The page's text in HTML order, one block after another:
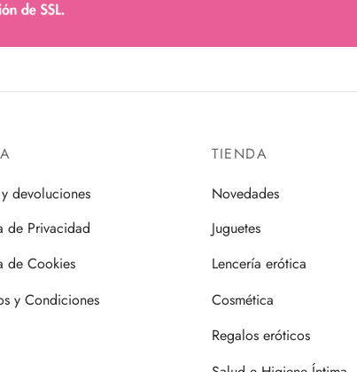
devoluciones
de Privacidad
de Cookies
y Condiciones
TIENDA
Novedades
Juguetes
Lencería erótica
Cosmética
Regalos eróticos